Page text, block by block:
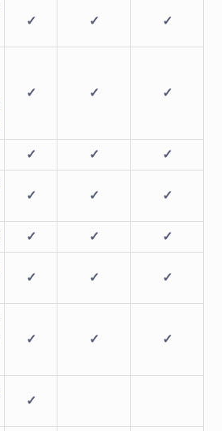
✓ ✓ ✓
✓ ✓ ✓
✓ ✓ ✓
✓ ✓ ✓
✓ ✓ ✓
✓ ✓ ✓
✓ ✓ ✓
✓